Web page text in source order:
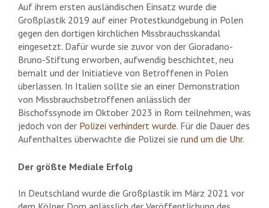
Auf ihrem ersten ausländischen Einsatz wurde die
Großplastik 2019 auf einer Protestkundgebung in Polen
gegen den dortigen kirchlichen Missbrauchsskandal
eingesetzt. Dafür wurde sie zuvor von der Gioradano-
Bruno-Stiftung erworben, aufwendig beschichtet, neu
bemalt und der Initiatieve von Betroffenen in Polen
überlassen. In Italien sollte sie an einer Demonstration
von Missbrauchsbetroffenen anlässlich der
Bischofssynode im Oktober 2023 in Rom teilnehmen, was
jedoch von der Polizei verhindert wurde. Für die Dauer des
Aufenthaltes überwachte die Polizei sie rund um die Uhr.
Der größte Mediale Erfolg
In Deutschland wurde die Großplastik im März 2021 vor